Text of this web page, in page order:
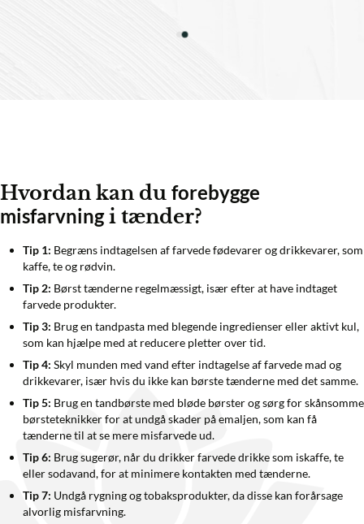
Hvordan kan du forebygge
misfarvningi tænder?
Tip 1: Begræns indtagelsen af farvede fødevarer og drikkevarer, som
kaffe, te og rødvin.
Tip 2: Børst tænderne regelmæssigt, især efter at have indtaget
farvede produkter.
Tip 3: Brug en tandpasta med blegende ingredienser eller aktivt kul,
som kan hjælpe med at reducere pletter over tid.
Tip 4: Skyl munden med vand efter indtagelse af farvede mad og
drikkevarer, især hvis du ikke kan børste tænderne med det samme.
Tip 5: Brug en tandbørste med bløde børster og sørg for skånsomme
børsteteknikker for at undgå skader på emaljen, som kan få
tænderne til at se mere misfarvede ud.
Tip 6: Brug sugerør, når du drikker farvede drikke som iskaffe, te
eller sodavand, for at minimere kontakten med tænderne.
Tip 7: Undgå rygning og tobaksprodukter, da disse kan forårsage
alvorlig misfarvning.